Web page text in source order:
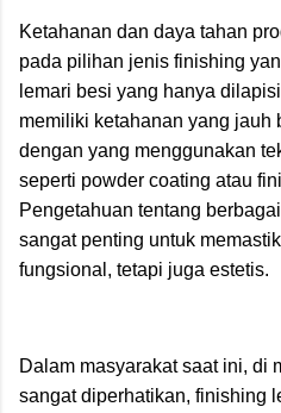
Ketahanan dan daya tahan
pada pilihan jenis finishing
lemari besi yang hanya
memiliki ketahanan yang jauh
dengan yang menggunakan
seperti powder coating atau
Pengetahuan tentang
sangat penting untuk
fungsional, tetapi juga estetis.
Dalam masyarakat saat ini, di
sangat diperhatikan, finishing